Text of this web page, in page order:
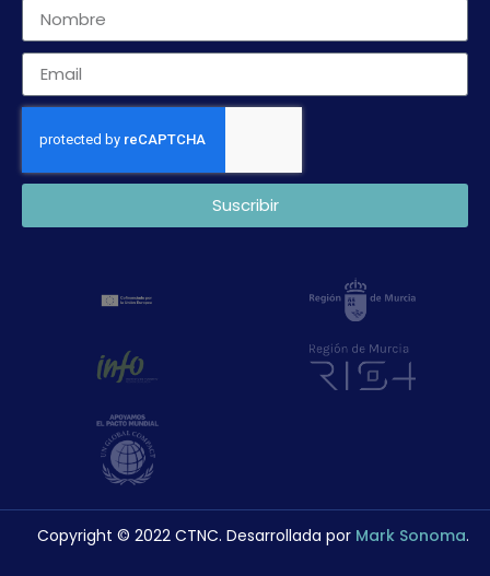
Suscribir
Copyright © 2022 CTNC. Desarrollada por Mark Sonoma.